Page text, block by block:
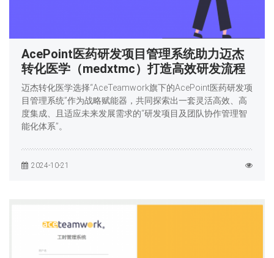
AcePoint医药研发项目管理系统助力迈杰
转化医学（medxtmc）打造高效研发流程
迈杰转化医学选择“AceTeamwork旗下的AcePoint医药研发项
目管理系统”作为战略赋能器，共同探索出一套灵活高效、高
度集成、且适应未来发展需求的“研发项目及团队协作管理智
能化体系”。
2024-10-21